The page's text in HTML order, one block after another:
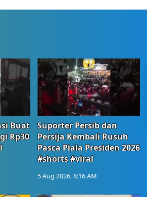
Buat
Rp30
Suporter Persib dan
Persija Kembali Rusuh
Pasca Piala Presiden 2026
#shorts #viral
5 Aug 2026, 8:16 AM